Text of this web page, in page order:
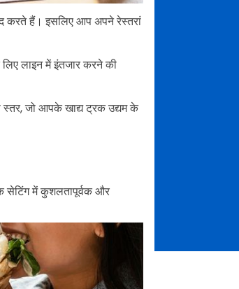
करते हैं। इसलिए आप अपने रेस्तरां
लाइन में इंतजार करने की
स्तर, जो आपके खाद्य ट्रक उद्यम के
सेटिंग में कुशलतापूर्वक और